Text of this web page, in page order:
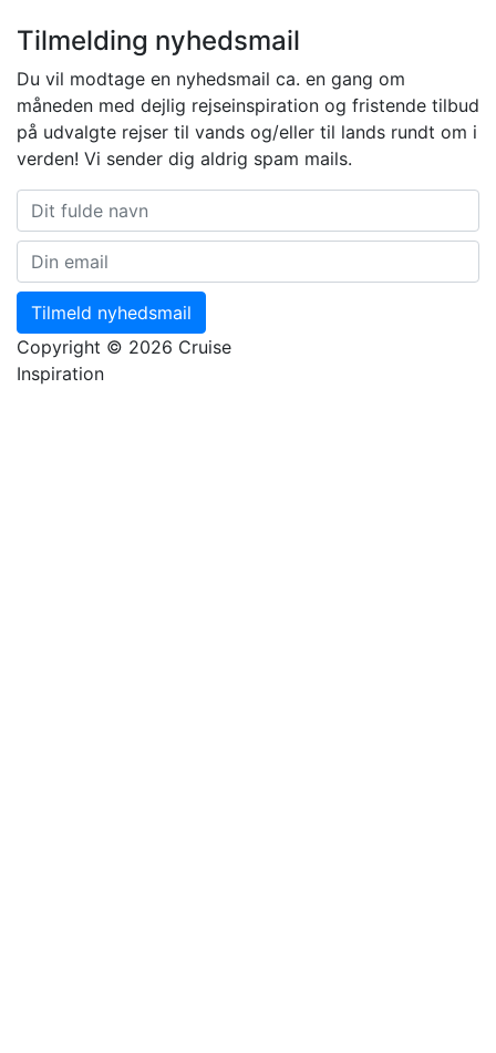
Tilmelding nyhedsmail
Du vil modtage en nyhedsmail ca. en gang om
måneden med dejlig rejseinspiration og fristende tilbud
på udvalgte rejser til vands og/eller til lands rundt om i
verden! Vi sender dig aldrig spam mails.
Tilmeld nyhedsmail
Copyright © 2026 Cruise
Inspiration